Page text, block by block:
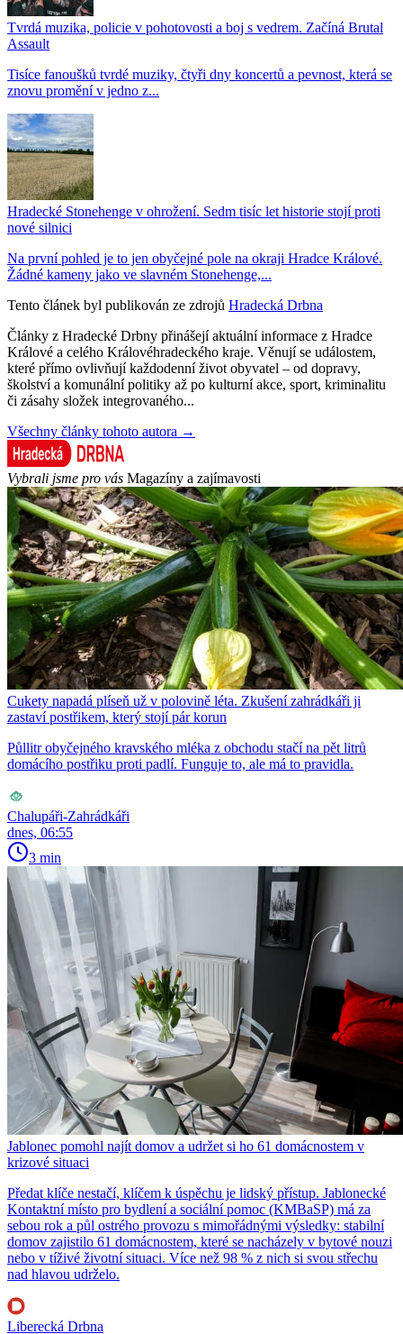
Tvrdá muzika, policie v pohotovosti a boj s vedrem. Začíná Brutal
Assault
Tisíce fanoušků tvrdé muziky, čtyři dny koncertů a pevnost, která se
znovu promění v jedno z...
Hradecké Stonehenge v ohrožení. Sedm tisíc let historie stojí proti
nové silnici
Na první pohled je to jen obyčejné pole na okraji Hradce Králové.
Žádné kameny jako ve slavném Stonehenge,...
Tento článek byl publikován ze zdrojů Hradecká Drbna
Články z Hradecké Drbny přinášejí aktuální informace z Hradce
Králové a celého Královéhradeckého kraje. Věnují se událostem,
které přímo ovlivňují každodenní život obyvatel – od dopravy,
školství a komunální politiky až po kulturní akce, sport, kriminalitu
či zásahy složek integrovaného...
Všechny články tohoto autora →
Vybrali jsme pro vás Magazíny a zajímavosti
Cukety napadá plíseň už v polovině léta. Zkušení zahrádkáři ji
zastaví postřikem, který stojí pár korun
Půllitr obyčejného kravského mléka z obchodu stačí na pět litrů
domácího postřiku proti padlí. Funguje to, ale má to pravidla.
Chalupáři-Zahrádkáři
dnes, 06:55
3 min
Jablonec pomohl najít domov a udržet si ho 61 domácnostem v
krizové situaci
Předat klíče nestačí, klíčem k úspěchu je lidský přístup. Jablonecké
Kontaktní místo pro bydlení a sociální pomoc (KMBaSP) má za
sebou rok a půl ostrého provozu s mimořádnými výsledky: stabilní
domov zajistilo 61 domácnostem, které se nacházely v bytové nouzi
nebo v tíživé životní situaci. Více než 98 % z nich si svou střechu
nad hlavou udrželo.
Liberecká Drbna